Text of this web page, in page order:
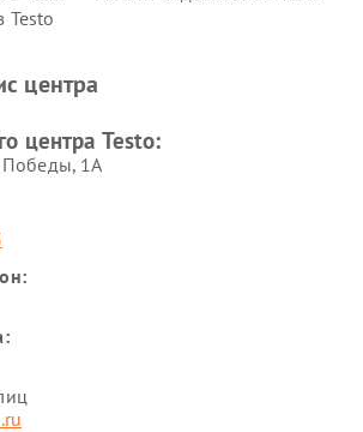
Testo
центра
центра Testo:
Победы, 1А